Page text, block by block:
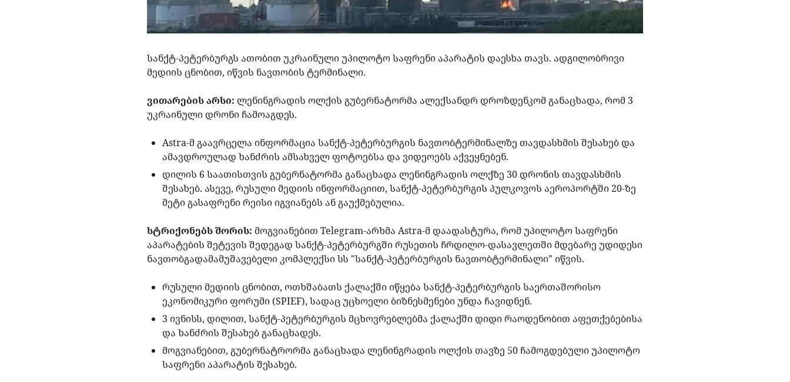
სანქტ-პეტერბურგს ათობით უკრაინული უპილოტო საფრენი აპარატის დაესხა თავს. ადგილობრივი
მედიის ცნობით, იწვის ნავთობის ტერმინალი.
ვითარების არსი: ლენინგრადის ოლქის გუბერნატორმა ალექსანდრ დროზდენკომ განაცხადა, რომ 3
უკრაინული დრონი ჩამოაგდეს.
Astra-მ გაავრცელა ინფორმაცია სანქტ-პეტერბურგის ნავთობტერმინალზე თავდასხმის შესახებ და
ამავდროულად ხანძრის ამსახველ ფოტოებსა და ვიდეოებს აქვეყნებენ.
დილის 6 საათისთვის გუბერნატორმა განაცხადა ლენინგრადის ოლქზე 30 დრონის თავდასხმის
შესახებ. ასევე, რუსული მედიის ინფორმაციით, სანქტ-პეტერბურგის პულკოვოს აეროპორტში 20-ზე
მეტი გასაფრენი რეისი იგვიანებს ან გაუქმებულია.
სტრიქონებს შორის:მოგვიანებით Telegram-არხმა Astra-მ დაადასტურა, რომ უპილოტო საფრენი
აპარატების შეტევის შედეგად სანქტ-პეტერბურგში რუსეთის ჩრდილო-დასავლეთში მდებარე უდიდესი
ნავთობგადამამუშავებელი კომპლექსი სს "სანქტ-პეტერბურგის ნავთობტერმინალი"იწვის.
რუსული მედიის ცნობით, ოთხშაბათს ქალაქში იწყება სანქტ-პეტერბურგის საერთაშორისო
ეკონომიკური ფორუმი (SPIEF), სადაც უცხოელი ბიზნესმენები უნდა ჩავიდნენ.
3 ივნისს, დილით, სანქტ-პეტერბურგის მცხოვრებლებმა ქალაქში დიდი რაოდენობით აფეთქებებისა
და ხანძრის შესახებ განაცხადეს.
მოგვიანებით, გუბერნატრორმა განაცხადა ლენინგრადის ოლქის თავზე 50 ჩამოგდებული უპილოტო
საფრენი აპარატის შესახებ.